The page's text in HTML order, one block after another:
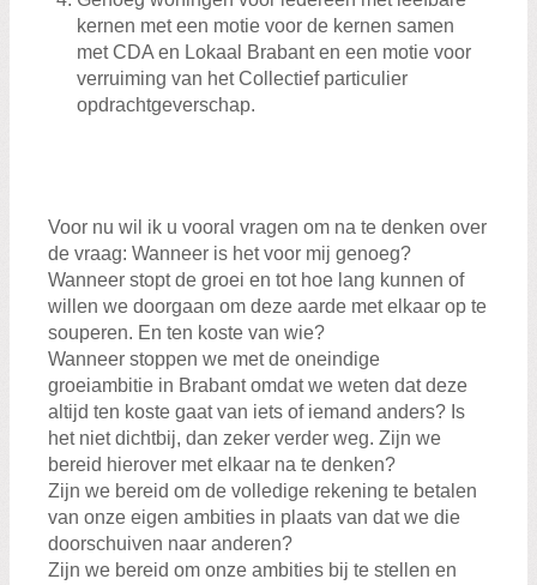
kernen met een motie voor de kernen samen
met CDA en Lokaal Brabant en een motie voor
verruiming van het Collectief particulier
opdrachtgeverschap.
Voor nu wil ik u vooral vragen om na te denken over
de vraag: Wanneer is het voor mij genoeg?
Wanneer stopt de groei en tot hoe lang kunnen of
willen we doorgaan om deze aarde met elkaar op te
souperen. En ten koste van wie?
Wanneer stoppen we met de oneindige
groeiambitie in Brabant omdat we weten dat deze
altijd ten koste gaat van iets of iemand anders? Is
het niet dichtbij, dan zeker verder weg. Zijn we
bereid hierover met elkaar na te denken?
Zijn we bereid om de volledige rekening te betalen
van onze eigen ambities in plaats van dat we die
doorschuiven naar anderen?
Zijn we bereid om onze ambities bij te stellen en